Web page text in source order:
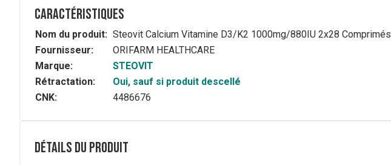
Caractéristiques
Nom du produit: Steovit Calcium Vitamine D3/K2 1000mg/880IU 2x28 Comprimés
Fournisseur:
ORIFARM HEALTHCARE
Marque:
STEOVIT
Rétractation:
Oui, sauf si produit descellé
CNK:
4486676
Détails du produit